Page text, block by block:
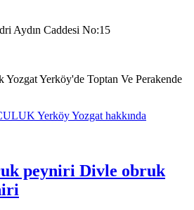
Aydın Caddesi No:15
Yerköy'de Toptan Ve Perakende
Yerköy Yozgat hakkında
peyniri Divle obruk